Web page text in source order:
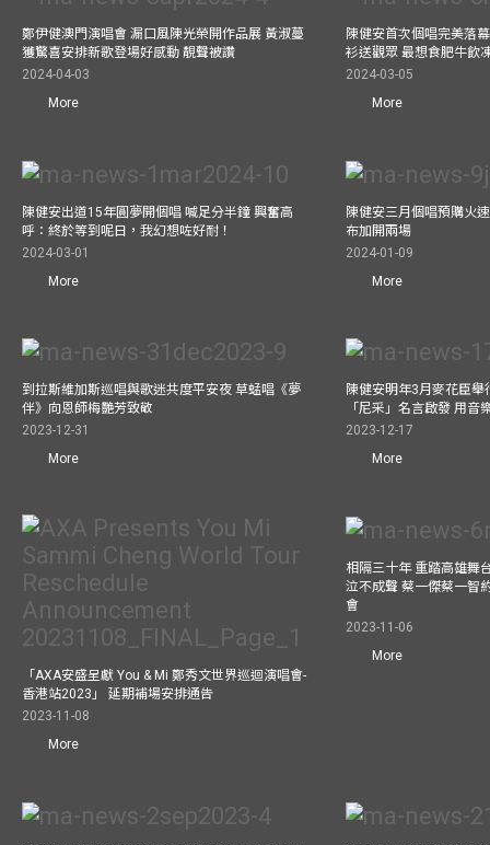
鄭伊健澳門演唱會 漏口風陳光榮開作品展 黃淑蔓
獲驚喜安排新歌登場好感動 靚聲被讚
2024-04-03
More
陳健安首次個唱完美落
衫送觀眾 最想食肥牛飲
2024-03-05
More
陳健安出道15年圓夢開個唱 喊足分半鐘 興奮高
呼：終於等到呢日，我幻想咗好耐！
2024-03-01
More
陳健安三月個唱預購火
布加開兩場
2024-01-09
More
到拉斯維加斯巡唱與歌迷共度平安夜 草蜢唱《夢
伴》向恩師梅艷芳致敬
2023-12-31
More
陳健安明年3月麥花臣
「尼采」名言啟發 用音
2023-12-17
More
「AXA安盛呈獻 You & Mi 鄭秀文世界巡迴演唱會-
香港站2023」 延期補場安排通告
2023-11-08
More
相隔三十年 重踏高雄舞
泣不成聲 蔡一傑蔡一智
會
2023-11-06
More